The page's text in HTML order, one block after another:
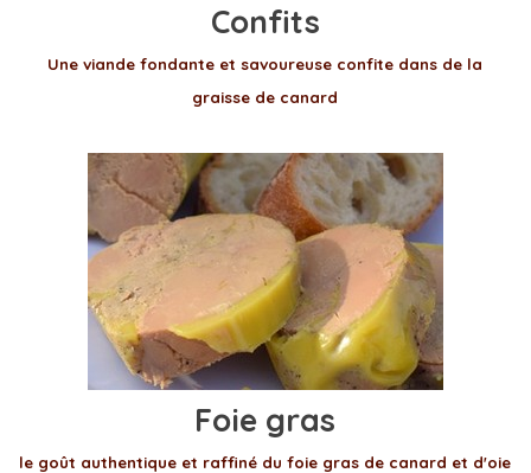
Confits
Une viande fondante et savoureuse confite dans de la
graisse de canard
Foie gras
le goût authentique et raffiné du foie gras de canard et d'oie